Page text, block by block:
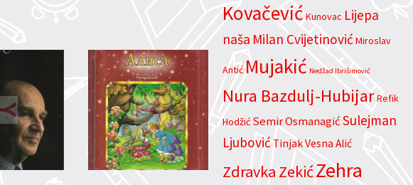
Kovačević Kunovac Lijepa
naša Milan Cvijetinović Miroslav
Antić Mujakić Nedžad Ibrišimović
Nura Bazdulj-HubijarRefik
Hodžić Semir Osmanagić Sulejman
Ljubović TinjakVesna Alić
Zdravka ZekićZehra